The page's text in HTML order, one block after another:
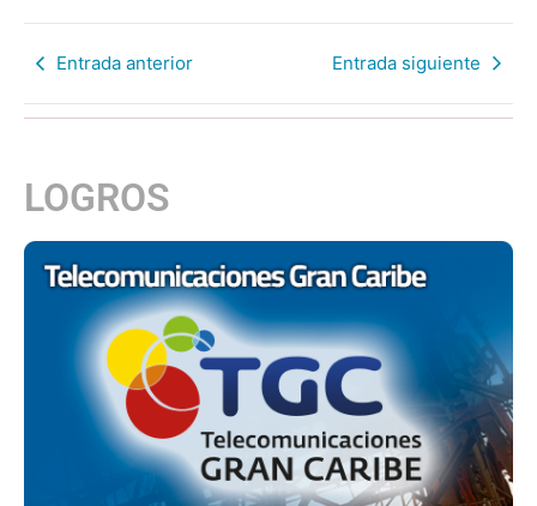
Entrada anterior Entrada siguiente
LOGROS